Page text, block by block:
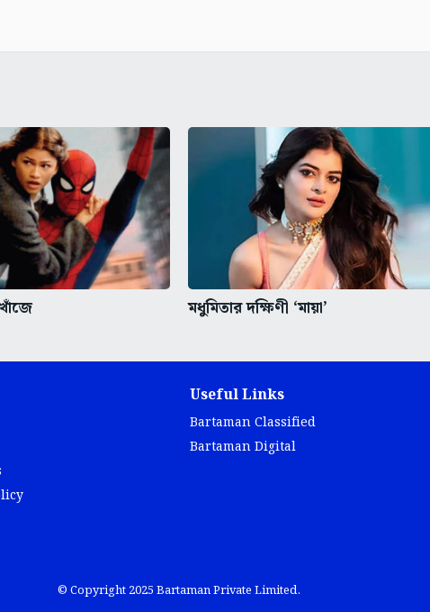
মধুমিতার দক্ষিণী ‘মায়া’
Useful Links
Bartaman Classified
Bartaman Digital
© Copyright 2025 Bartaman Private Limited.